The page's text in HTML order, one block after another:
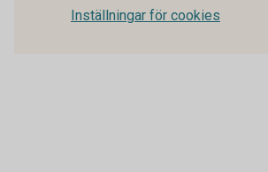
Inställningar för cookies